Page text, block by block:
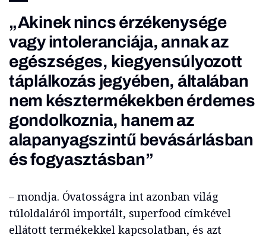
„Akinek nincs érzékenysége
vagy intoleranciája, annak az
egészséges, kiegyensúlyozott
táplálkozás jegyében, általában
nem késztermékekben érdemes
gondolkoznia, hanem az
alapanyagszintű bevásárlásban
és fogyasztásban”
– mondja. Óvatosságra int azonban világ
túloldaláról importált, superfood címkével
ellátott termékekkel kapcsolatban, és azt